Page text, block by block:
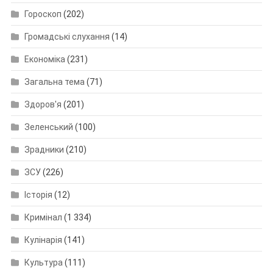
Гороскоп (202)
Громадські слухання (14)
Економіка (231)
Загальна тема (71)
Здоров'я (201)
Зеленський (100)
Зрадники (210)
ЗСУ(226)
Історія (12)
Кримінал (1 334)
Кулінарія (141)
Культура (111)